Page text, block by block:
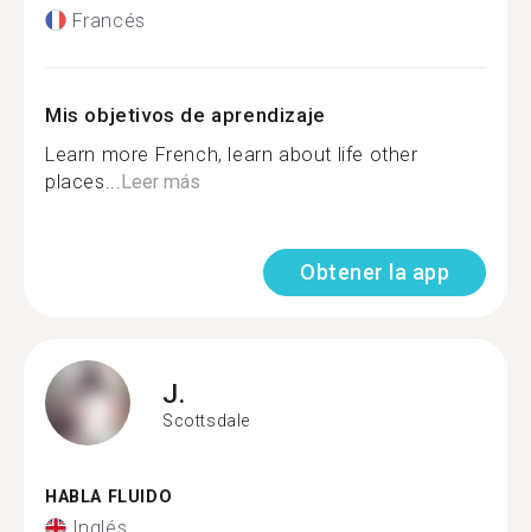
Francés
Mis objetivos de aprendizaje
Learn more French, learn about life other
places... Leer más
Obtener la app
J.
Scottsdale
HABLA FLUIDO